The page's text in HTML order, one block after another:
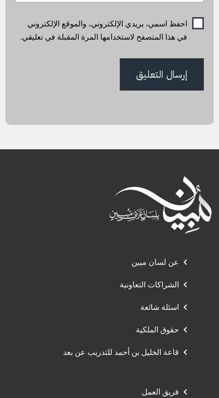
احفظ اسمي، بريدي الإلكتروني، والموقع الإلكتروني
في هذا المتصفح لاستخدامها المرة المقبلة في تعليقي.
عن لسان مبين
الشراكات التعاونية
اسئلة شائعة
حقوق الملكية
قاعة الخليل بن أحمد للتدريب عن بعد
فريق العمل